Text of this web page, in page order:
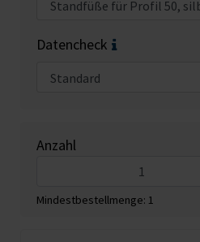
Datencheck
Anzahl
Mindestbestellmenge: 1